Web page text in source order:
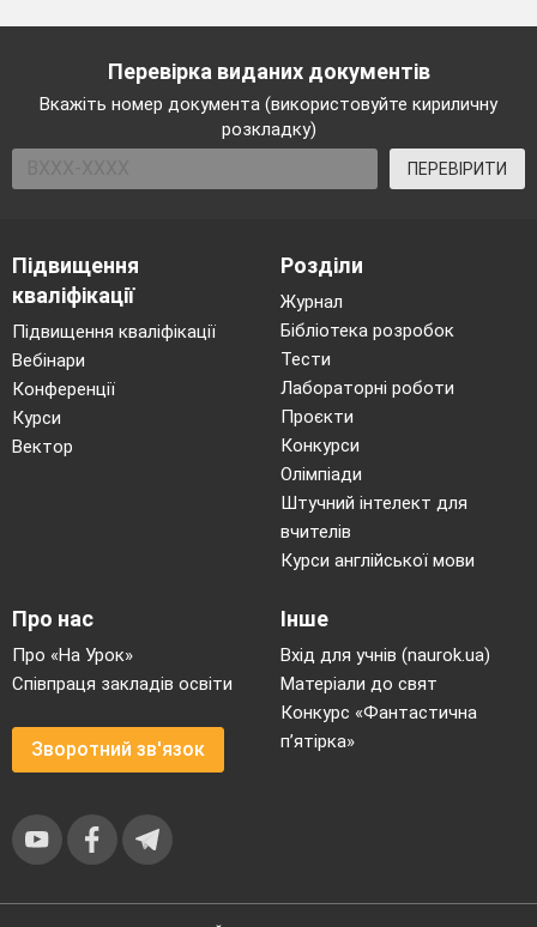
Перевірка виданих документів
Вкажіть номер документа (використовуйте кириличну
розкладку)
ПЕРЕВІРИТИ
Підвищення
кваліфікації
Підвищення кваліфікації
Вебінари
Конференції
Курси
Вектор
Розділи
Журнал
Бібліотека розробок
Тести
Лабораторні роботи
Проєкти
Конкурси
Олімпіади
Штучний інтелект для
вчителів
Курси англійської мови
Про нас
Про «На Урок»
Співпраця закладів освіти
Зворотний зв'язок
Інше
Вхід для учнів (naurok.ua)
Матеріали до свят
Конкурс «Фантастична
п’ятірка»